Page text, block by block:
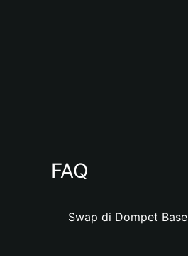
FAQ
Swap di Dompet Base